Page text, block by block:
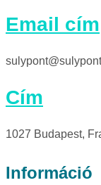
Email cím
Cím
1027 Budapest,
Információ